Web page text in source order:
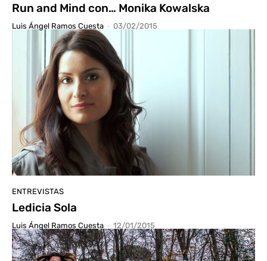
Run and Mind con… Monika Kowalska
Luis Ángel Ramos Cuesta - 03/02/2015
ENTREVISTAS
Ledicia Sola
Luis Ángel Ramos Cuesta - 12/01/2015